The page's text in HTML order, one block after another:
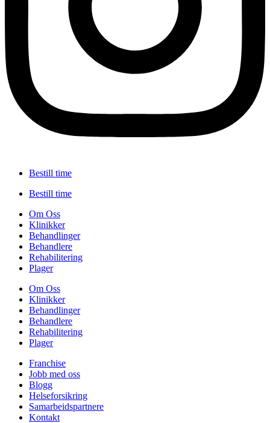
Bestill time
Bestill time
Om Oss
Klinikker
Behandlinger
Behandlere
Rehabilitering
Plager
Om Oss
Klinikker
Behandlinger
Behandlere
Rehabilitering
Plager
Franchise
Jobb med oss
Blogg
Helseforsikring
Samarbeidspartnere
Kontakt